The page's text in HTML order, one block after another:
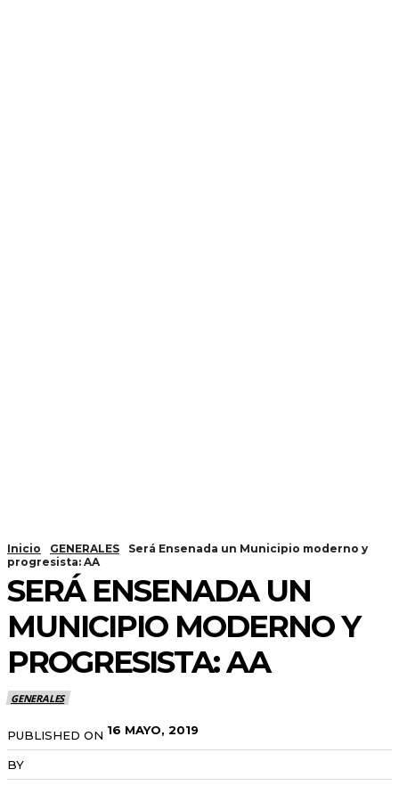
Inicio GENERALES
Será Ensenada un Municipio moderno y
progresista: AA
SERÁ ENSENADA UN
MUNICIPIO MODERNO Y
PROGRESISTA: AA
GENERALES
PUBLISHED ON 16 MAYO, 2019
BY